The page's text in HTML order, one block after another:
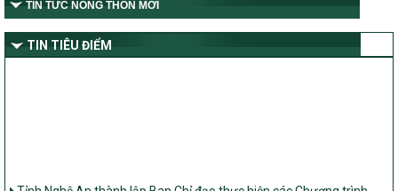
TIN TỨC NÔNG THÔN MỚI
TIN TIÊU ĐIỂM
Tỉnh Nghệ An thành lập Ban Chỉ đạo thực hiện các Chương trình